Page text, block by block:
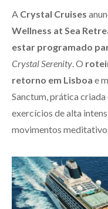
A Crystal Cruises
Wellness at Sea
estar programado
Crystal Serenity . O
retorno em Lisboa e
Sanctum, prática
exercícios de alta
movimentos